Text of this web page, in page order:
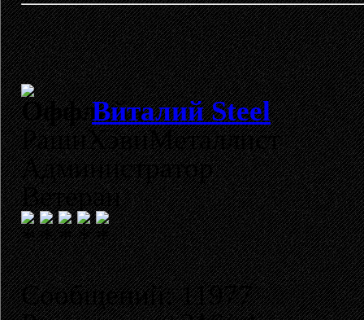
Виталий Steel
РашнХэвиМеталлист
Администратор
Ветеран
Сообщений: 11977